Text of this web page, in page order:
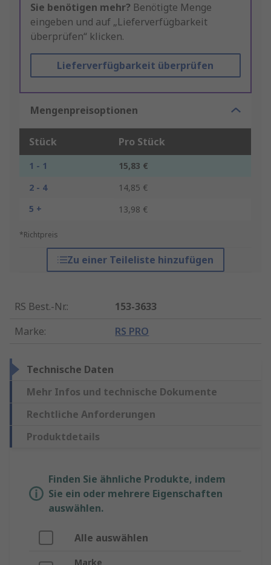
Sie benötigen mehr? Benötigte Menge
eingeben und auf „Lieferverfügbarkeit
überprüfen“ klicken.
Lieferverfügbarkeit überprüfen
Mengenpreisoptionen
Stück Pro Stück
1 - 1
15,83 €
2 - 4
14,85 €
5 +
13,98 €
*Richtpreis
Zu einer Teileliste hinzufügen
RS Best.-Nr.:
153-3633
Marke: RS PRO
Technische Daten
Mehr Infos und technische Dokumente
Rechtliche Anforderungen
Produktdetails
Finden Sie ähnliche Produkte, indem
Sie ein oder mehrere Eigenschaften
auswählen.
Alle auswählen
Marke